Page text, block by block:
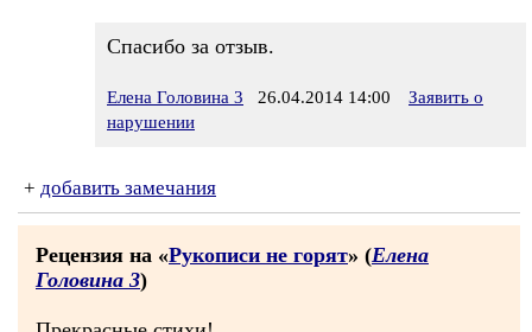
Спасибо за отзыв.
Елена Головина 3 26.04.2014 14:00
Заявить о
нарушении
+ добавить замечания
Рецензия на «Рукописи не горят» (Елена
Головина 3)